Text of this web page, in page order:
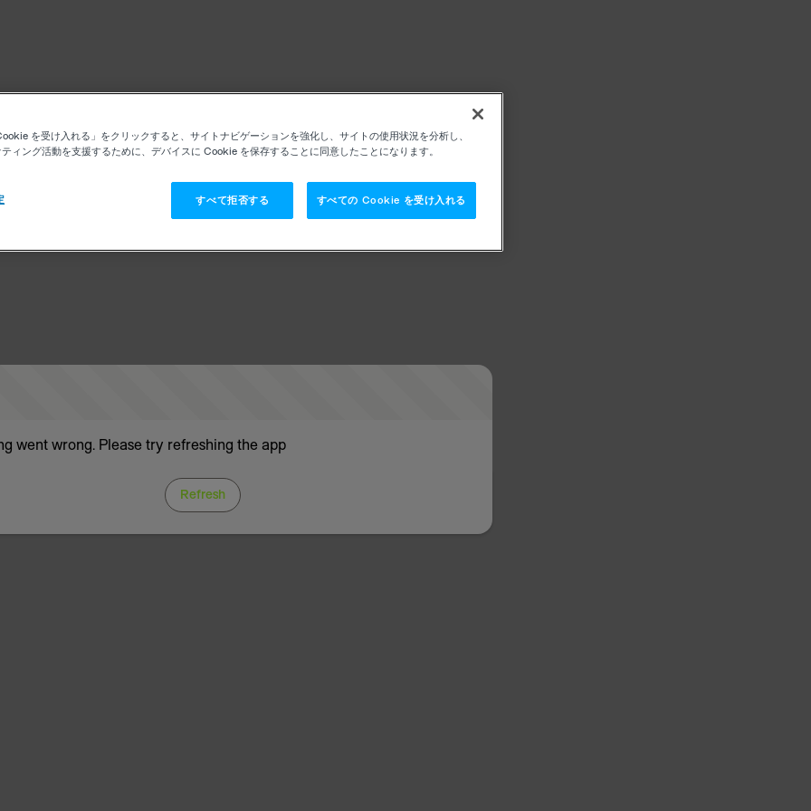
went wrong. Please try refreshing the app
Refresh
を受け入れる」をクリックすると、サイトナビゲーションを強化し、サイトの使用状況を分析し、
ィング活動を支援するために、デバイスに Cookie を保存することに同意したことになります。
すべて拒否する すべての Cookie を受け入れる